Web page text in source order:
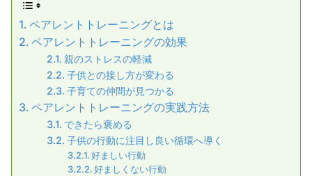
ペアレントトレーニングとは
ペアレントトレーニングの効果
親のストレスの軽減
子供との接し方が変わる
子育ての仲間が見つかる
ペアレントトレーニングの実践方法
できたら褒める
子供の行動に注目し良い循環へ導く
好ましい行動
好ましくない行動